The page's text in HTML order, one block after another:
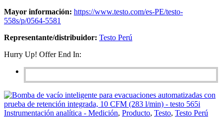
Mayor información: https://www.testo.com/es-PE/testo-
558s/p/0564-5581
Representante/distribuidor: Testo Perú
Hurry Up! Offer End In:
Instrumentación analítica - Medición, Producto, Testo, Testo Perú